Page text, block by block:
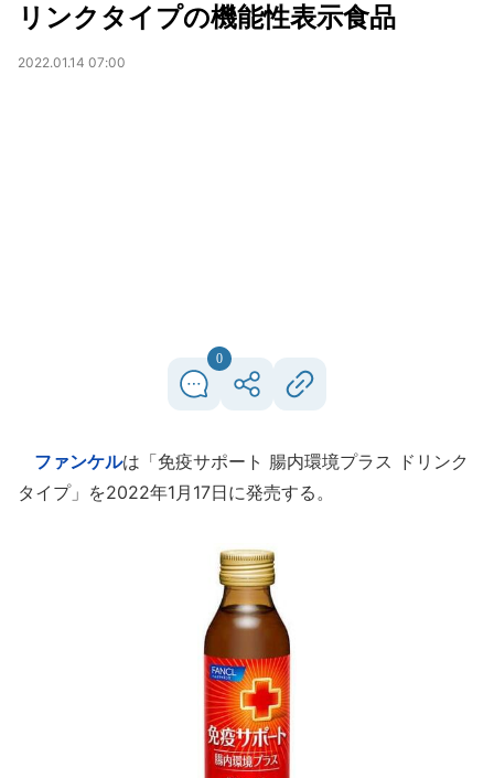
リンクタイプの機能性表示食品
2022.01.14 07:00
0
ファンケルは「免疫サポート 腸内環境プラス ドリンク
タイプ」を2022年1月17日に発売する。